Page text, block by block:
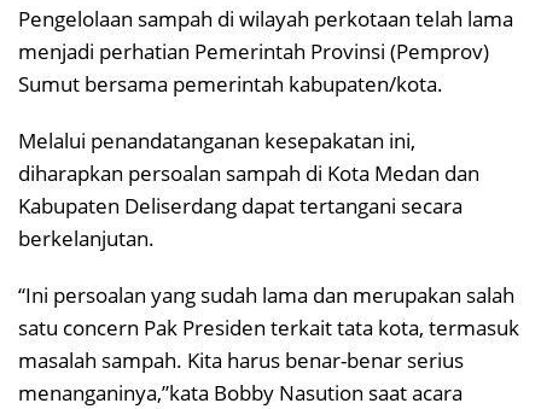
Pengelolaan sampah di wilayah perkotaan telah lama
menjadi perhatian Pemerintah Provinsi (Pemprov)
Sumut bersama pemerintah kabupaten/kota.
Melalui penandatanganan kesepakatan ini,
diharapkan persoalan sampah di Kota Medan dan
Kabupaten Deliserdang dapat tertangani secara
berkelanjutan.
“Ini persoalan yang sudah lama dan merupakan salah
satu concern Pak Presiden terkait tata kota, termasuk
masalah sampah. Kita harus benar-benar serius
menanganinya,”kata Bobby Nasution saat acara